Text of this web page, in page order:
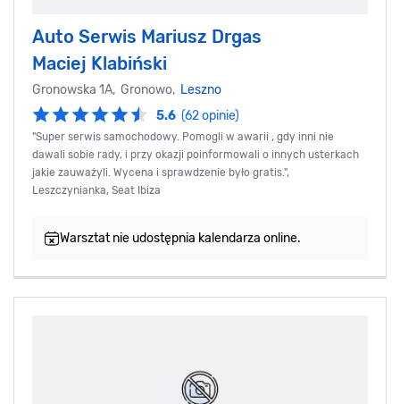
Auto Serwis Mariusz Drgas
Maciej Klabiński
Gronowska 1A, Gronowo, Leszno
5.6 (62 opinie)
"Super serwis samochodowy. Pomogli w awarii , gdy inni nie
dawali sobie rady, i przy okazji poinformowali o innych usterkach
jakie zauważyli. Wycena i sprawdzenie było gratis.",
Leszczynianka, Seat Ibiza
Warsztat nie udostępnia kalendarza online.